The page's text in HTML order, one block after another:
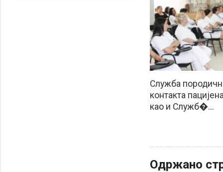
Служба
контакта
као и Служб�...
Одржано